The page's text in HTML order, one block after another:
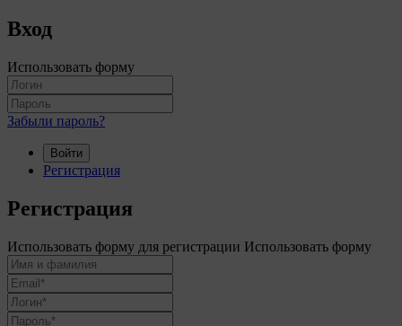
Вход
Использовать форму
Забыли пароль?
Войти
Регистрация
Регистрация
Использовать форму для регистрации Использовать форму